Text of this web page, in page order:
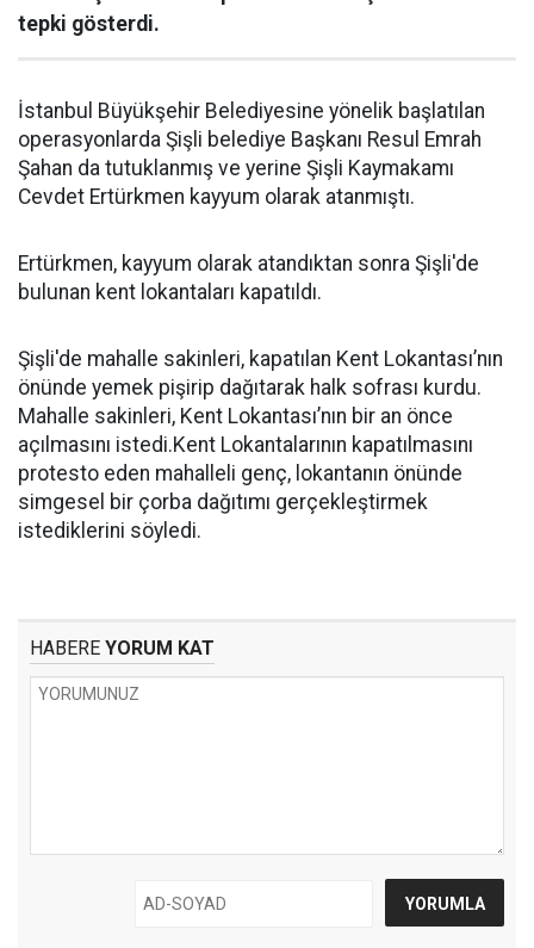
tepki gösterdi.
İstanbul Büyükşehir Belediyesine yönelik başlatılan
operasyonlarda Şişli belediye Başkanı Resul Emrah
Şahan da tutuklanmış ve yerine Şişli Kaymakamı
Cevdet Ertürkmen kayyum olarak atanmıştı.
Ertürkmen, kayyum olarak atandıktan sonra Şişli'de
bulunan kent lokantaları kapatıldı.
Şişli'de mahalle sakinleri, kapatılan Kent Lokantası’nın
önünde yemek pişirip dağıtarak halk sofrası kurdu.
Mahalle sakinleri, Kent Lokantası’nın bir an önce
açılmasını istedi.Kent Lokantalarının kapatılmasını
protesto eden mahalleli genç, lokantanın önünde
simgesel bir çorba dağıtımı gerçekleştirmek
istediklerini söyledi.
HABERE YORUM KAT